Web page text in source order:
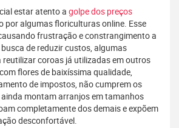
estar atento a golpe dos preços
por algumas floriculturas online. Esse
frustração e constrangimento a
de reduzir custos, algumas
reutilizar coroas já utilizadas em outros
flores de baixíssima qualidade,
de impostos, não cumprem os
montam arranjos em tamanhos
completamente dos demais e expõem
desconfortável.